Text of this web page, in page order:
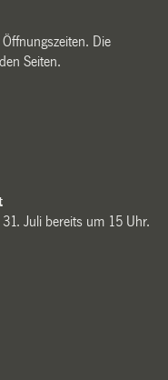
Die
Seiten.
Juli bereits um 15 Uhr.